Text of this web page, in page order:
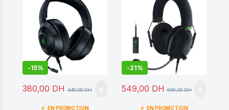
-15%
380,00 DH 449,00DH
EN PROMOTION
-21%
549,00 DH 699,00DH
EN PROMOTION